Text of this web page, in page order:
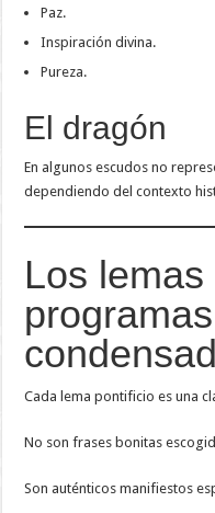
Paz.
Inspiración divina.
Pureza.
El dragón
En algunos escudos no
dependiendo del contexto
Los
Cada lema pontificio es una
No son frases bonitas
Son auténticos manifiestos